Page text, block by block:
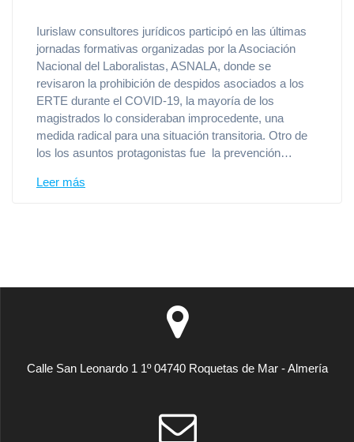
Iurislaw consultores jurídicos participó en las últimas
jornadas formativas organizadas por la Asociación
Nacional del Laboralistas, ASNALA, donde se
revisaron la prohibición de despidos asociados a los
ERTE durante el COVID-19, la mayoría de los
magistrados lo consideraban improcedente, una
medida radical para una situación transitoria. Otro de
los los asuntos protagonistas fue la prevención…
Leer más
Calle San Leonardo 1 1º 04740 Roquetas de Mar - Almería